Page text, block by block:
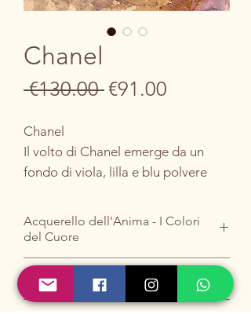
Chanel
€130.00 Regular
€91.00
Chanel
Il volto di Chanel emerge da un
fondo di viola, lilla e blu polvere
atmosferico, quasi onirico, dove il
colore respira libero sulla carta.
La composizione è attraversata da
pennellate dinamiche che
definiscono il pelo e da un tratto
Acquerello dell'Anima - I Colori
del Cuore
TI piace ?
Acquistalo scrivendomi QUI.